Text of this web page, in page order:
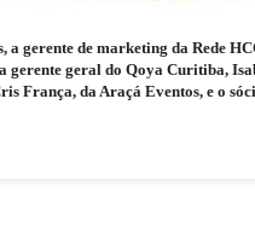
a gerente de marketing da Rede
gerente geral do Qoya Curitiba,
França, da Araçá Eventos, e o